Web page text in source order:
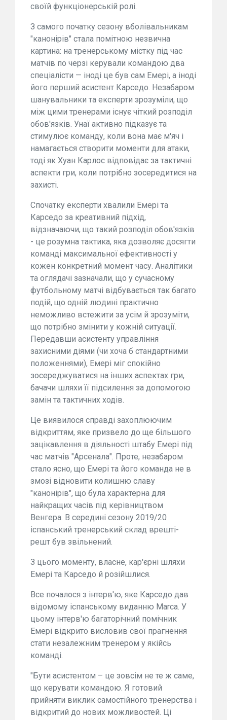
своїй функціонерській ролі.
З самого початку сезону вболівальникам
"канонірів" стала помітною незвична
картина: на тренерському містку під час
матчів по черзі керували командою два
спеціалісти — іноді це був сам Емері, а іноді
його перший асистент Карседо. Незабаром
шанувальники та експерти зрозуміли, що
між цими тренерами існує чіткий розподіл
обов'язків. Унаї активно підказує та
стимулює команду, коли вона має м'яч і
намагається створити моменти для атаки,
тоді як Хуан Карлос відповідає за тактичні
аспекти гри, коли потрібно зосередитися на
захисті.
Спочатку експерти хвалили Емері та
Карседо за креативний підхід,
відзначаючи, що такий розподіл обов'язків
- це розумна тактика, яка дозволяє досягти
команді максимальної ефективності у
кожен конкретний момент часу. Аналітики
та оглядачі зазначали, що у сучасному
футбольному матчі відбувається так багато
подій, що одній людині практично
неможливо встежити за усім й зрозуміти,
що потрібно змінити у кожній ситуації.
Передавши асистенту управління
захисними діями (чи хоча б стандартними
положеннями), Емері міг спокійно
зосереджуватися на інших аспектах гри,
бачачи шляхи її підсилення за допомогою
замін та тактичних ходів.
Це виявилося справді захоплюючим
відкриттям, яке призвело до ще більшого
зацікавлення в діяльності штабу Емері під
час матчів "Арсенала". Проте, незабаром
стало ясно, що Емері та його команда не в
змозі відновити колишню славу
"канонірів", що була характерна для
найкращих часів під керівництвом
Венгера. В середині сезону 2019/20
іспанський тренерський склад врешті-
решт був звільнений.
З цього моменту, власне, кар'єрні шляхи
Емері та Карседо й розійшлися.
Все почалося з інтерв'ю, яке Карседо дав
відомому іспанському виданню Marca. У
цьому інтерв'ю багаторічний помічник
Емері відкрито висловив свої прагнення
стати незалежним тренером у якійсь
команді.
"Бути асистентом – це зовсім не те ж саме,
що керувати командою. Я готовий
прийняти виклик самостійного тренерства і
відкритий до нових можливостей. Ці